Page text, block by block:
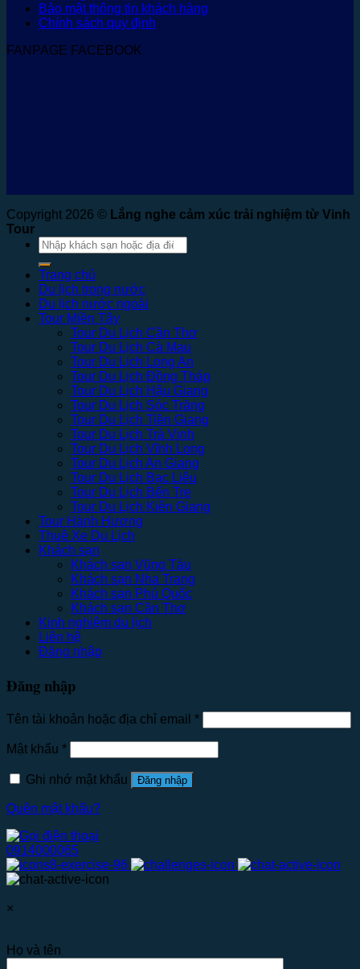
Bảo mật thông tin khách hàng
Chính sách quy định
FANPAGE FACEBOOK
Copyright 2026 © Lắng nghe cảm xúc trải nghiệm từ Vinh
Tour
Tìm
kiếm:
Trang chủ
Du lịch trong nước
Du lịch nước ngoài
Tour Miền Tây
Tour Du Lịch Cần Thơ
Tour Du Lịch Cà Mau
Tour Du Lịch Long An
Tour Du Lịch Đồng Tháp
Tour Du Lịch Hậu Giang
Tour Du Lịch Sóc Trăng
Tour Du Lịch Tiền Giang
Tour Du Lịch Trà Vinh
Tour Du Lịch Vĩnh Long
Tour Du Lịch An Giang
Tour Du Lịch Bạc Liêu
Tour Du Lịch Bến Tre
Tour Du Lịch Kiên Giang
Tour Hành Hương
Thuê Xe Du Lịch
Khách sạn
Khách sạn Vũng Tàu
Khách sạn Nha Trang
Khách sạn Phú Quốc
Khách sạn Cần Thơ
Kinh nghiệm du lịch
Liên hệ
Đăng nhập
Đăng nhập
Tên tài khoản hoặc địa chỉ email *
Mật khẩu *
Ghi nhớ mật khẩu Đăng nhập
Quên mật khẩu?
0914000065
×
Họ và tên